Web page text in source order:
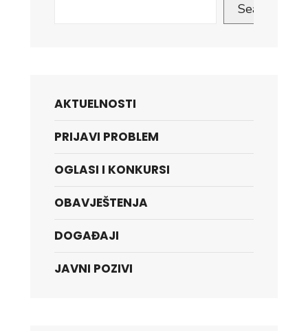
Search
AKTUELNOSTI
PRIJAVI PROBLEM
OGLASI I KONKURSI
OBAVJEŠTENJA
DOGAĐAJI
JAVNI POZIVI